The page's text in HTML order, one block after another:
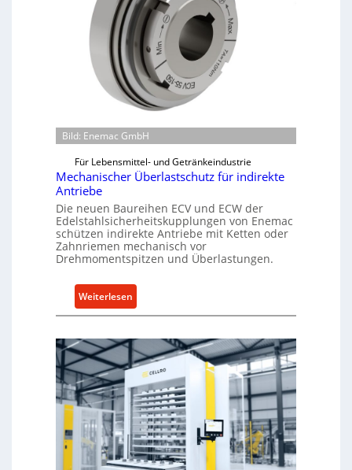
Bild: Enemac GmbH
Für Lebensmittel- und Getränkeindustrie
Mechanischer Überlastschutz für indirekte
Antriebe
Die neuen Baureihen ECV und ECW der
Edelstahlsicherheitskupplungen von Enemac
schützen indirekte Antriebe mit Ketten oder
Zahnriemen mechanisch vor
Drehmomentspitzen und Überlastungen.
Weiterlesen:
M
c
h
n
s
c
h